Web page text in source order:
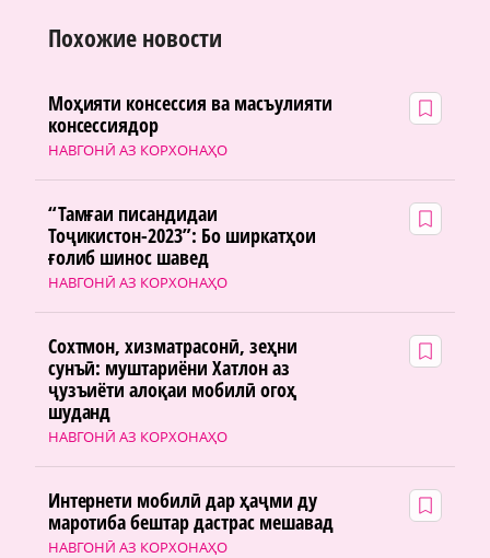
Похожие новости
НАВГОНӢ АЗ КОРХОНАҲО
Моҳияти консессия ва масъулияти
консессиядор
НАВГОНӢ АЗ КОРХОНАҲО
“Тамғаи писандидаи
Тоҷикистон-2023”: Бо ширкатҳои
ғолиб шинос шавед
НАВГОНӢ АЗ КОРХОНАҲО
Сохтмон, хизматрасонӣ, зеҳни
сунъӣ: муштариёни Хатлон аз
ҷузъиёти алоқаи мобилӣ огоҳ
шуданд
НАВГОНӢ АЗ КОРХОНАҲО
Интернети мобилӣ дар ҳаҷми ду
маротиба бештар дастрас мешавад